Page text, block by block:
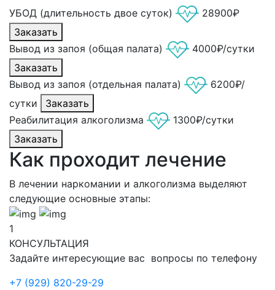
УБОД (длительность двое суток)
28900₽
Заказать
Вывод из запоя (общая палата)
4000₽/сутки
Заказать
Вывод из запоя (отдельная палата)
6200₽/
сутки
Заказать
Реабилитация алкоголизма
1300₽/сутки
Заказать
Как проходит лечение
В лечении наркомании и алкоголизма выделяют
следующие основные этапы:
1
КОНСУЛЬТАЦИЯ
Задайте интересующие вас вопросы по телефону
+7 (929) 820-29-29